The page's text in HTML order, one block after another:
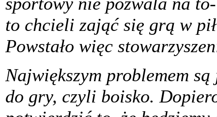
to chcieli zająć się grą w
Powstało więc
Największym problemem
do gry, czyli boisko.